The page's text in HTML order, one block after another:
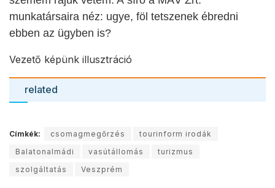
munkatársaira néz: ugye, föl tetszenek ébredni
ebben az ügyben is?
Vezető képünk illusztráció
related
Címkék: csomagmegőrzés
tourinform irodák
Balatonalmádi
vasútállomás
turizmus
szolgáltatás
Veszprém